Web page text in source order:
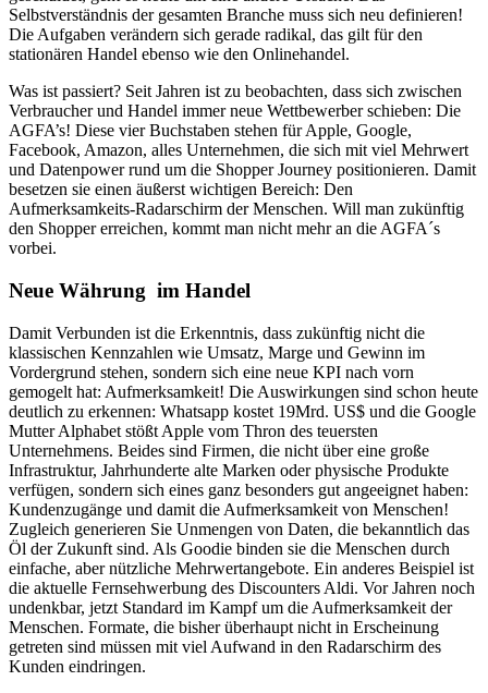
Selbstverständnis der gesamten Branche muss sich neu definieren!
Die Aufgaben verändern sich gerade radikal, das gilt für den
stationären Handel ebenso wie den Onlinehandel.
Was ist passiert? Seit Jahren ist zu beobachten, dass sich zwischen
Verbraucher und Handel immer neue Wettbewerber schieben: Die
AGFA’s! Diese vier Buchstaben stehen für Apple, Google,
Facebook, Amazon, alles Unternehmen, die sich mit viel Mehrwert
und Datenpower rund um die Shopper Journey positionieren. Damit
besetzen sie einen äußerst wichtigen Bereich: Den
Aufmerksamkeits-Radarschirm der Menschen. Will man zukünftig
den Shopper erreichen, kommt man nicht mehr an die AGFA´s
vorbei.
Neue Währung im Handel
Damit Verbunden ist die Erkenntnis, dass zukünftig nicht die
klassischen Kennzahlen wie Umsatz, Marge und Gewinn im
Vordergrund stehen, sondern sich eine neue KPI nach vorn
gemogelt hat: Aufmerksamkeit! Die Auswirkungen sind schon heute
deutlich zu erkennen: Whatsapp kostet 19Mrd. US$ und die Google
Mutter Alphabet stößt Apple vom Thron des teuersten
Unternehmens. Beides sind Firmen, die nicht über eine große
Infrastruktur, Jahrhunderte alte Marken oder physische Produkte
verfügen, sondern sich eines ganz besonders gut angeeignet haben:
Kundenzugänge und damit die Aufmerksamkeit von Menschen!
Zugleich generieren Sie Unmengen von Daten, die bekanntlich das
Öl der Zukunft sind. Als Goodie binden sie die Menschen durch
einfache, aber nützliche Mehrwertangebote. Ein anderes Beispiel ist
die aktuelle Fernsehwerbung des Discounters Aldi. Vor Jahren noch
undenkbar, jetzt Standard im Kampf um die Aufmerksamkeit der
Menschen. Formate, die bisher überhaupt nicht in Erscheinung
getreten sind müssen mit viel Aufwand in den Radarschirm des
Kunden eindringen.